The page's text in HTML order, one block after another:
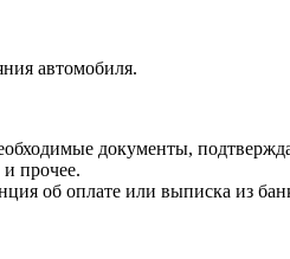
автомобиля.
документы,
прочее.
об оплате или выписка из